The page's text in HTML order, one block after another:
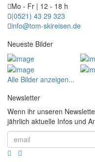
Mo - Fr | 12 - 18 h
(0521) 43 29 323
info@tom-skireisen.de
Neueste Bilder
Alle Bilder anzeigen...
Newsletter
Wenn ihr unseren
jährlich aktuelle Infos und